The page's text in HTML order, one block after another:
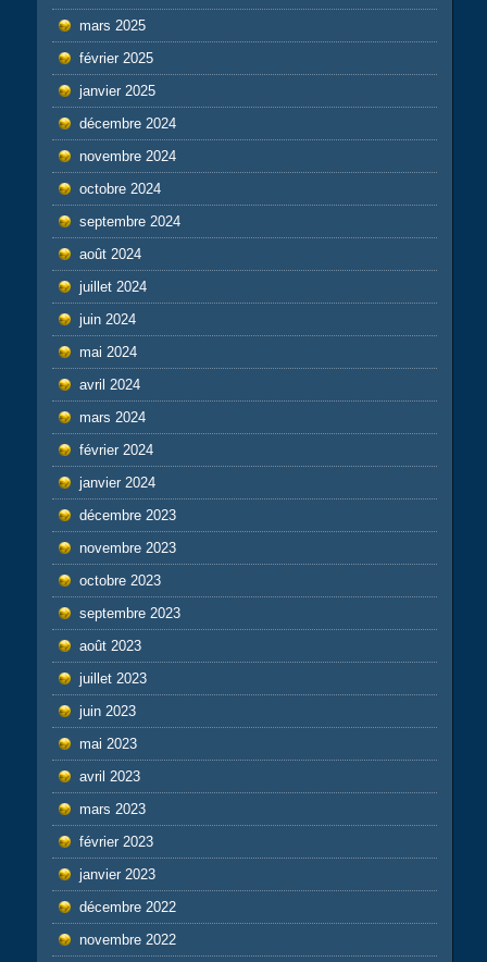
mars 2025
février 2025
janvier 2025
décembre 2024
novembre 2024
octobre 2024
septembre 2024
août 2024
juillet 2024
juin 2024
mai 2024
avril 2024
mars 2024
février 2024
janvier 2024
décembre 2023
novembre 2023
octobre 2023
septembre 2023
août 2023
juillet 2023
juin 2023
mai 2023
avril 2023
mars 2023
février 2023
janvier 2023
décembre 2022
novembre 2022